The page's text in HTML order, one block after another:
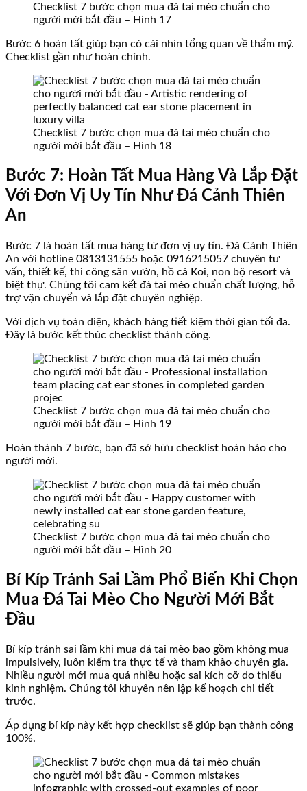
Checklist 7 bước chọn mua đá tai mèo chuẩn cho
người mới bắt đầu – Hình 17
Bước 6 hoàn tất giúp bạn có cái nhìn tổng quan về thẩm mỹ.
Checklist gần như hoàn chỉnh.
Checklist 7 bước chọn mua đá tai mèo chuẩn cho
người mới bắt đầu – Hình 18
Bước 7: Hoàn Tất Mua Hàng Và Lắp Đặt
Với Đơn Vị Uy Tín Như Đá Cảnh Thiên
An
Bước 7 là hoàn tất mua hàng từ đơn vị uy tín. Đá Cảnh Thiên
An với hotline 0813131555 hoặc 0916215057 chuyên tư
vấn, thiết kế, thi công sân vườn, hồ cá Koi, non bộ resort và
biệt thự. Chúng tôi cam kết đá tai mèo chuẩn chất lượng, hỗ
trợ vận chuyển và lắp đặt chuyên nghiệp.
Với dịch vụ toàn diện, khách hàng tiết kiệm thời gian tối đa.
Đây là bước kết thúc checklist thành công.
Checklist 7 bước chọn mua đá tai mèo chuẩn cho
người mới bắt đầu – Hình 19
Hoàn thành 7 bước, bạn đã sở hữu checklist hoàn hảo cho
người mới.
Checklist 7 bước chọn mua đá tai mèo chuẩn cho
người mới bắt đầu – Hình 20
Bí Kíp Tránh Sai Lầm Phổ Biến Khi Chọn
Mua Đá Tai Mèo Cho Người Mới Bắt
Đầu
Bí kíp tránh sai lầm khi mua đá tai mèo bao gồm không mua
impulsively, luôn kiểm tra thực tế và tham khảo chuyên gia.
Nhiều người mới mua quá nhiều hoặc sai kích cỡ do thiếu
kinh nghiệm. Chúng tôi khuyên nên lập kế hoạch chi tiết
trước.
Áp dụng bí kíp này kết hợp checklist sẽ giúp bạn thành công
100%.